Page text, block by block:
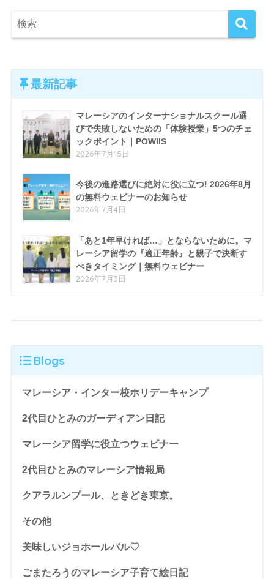
最新記事
マレーシアのインターナショナルスクール選
びで失敗しないための「体験授業」5つのチェ
ックポイント｜POWIIS
2026年7月15日
今後の進路選びに絶対に役に立つ! 2026年8月
の無料ウェビナーのお知らせ
2026年7月4日
「あと1年早ければ…」とならないために。マ
レーシア留学の『適正年齢』と親子で決断す
べきタイミング｜無料ウェビナー
2026年7月3日
Blogs
マレーシア・インター校ホリデーキャンプ
2代目ひとみのガーディアン日記
マレーシア留学に役立つウェビナー
2代目ひとみのマレーシア情報局
クアラルンプール、ときどき東京。
その他
美味しいジョホールバル♡
ごまたろうのマレーシア子育て絵日記